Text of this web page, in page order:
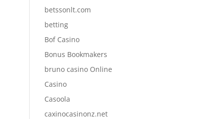
betssonlt.com
betting
Bof Casino
Bonus Bookmakers
bruno casino Online
Casino
Casoola
caxinocasinonz.net